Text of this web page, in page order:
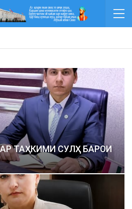
ТАҲКИМИ СУЛҲ БАРОИ